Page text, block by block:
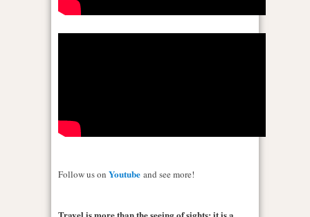
Follow us on Youtube and see more!